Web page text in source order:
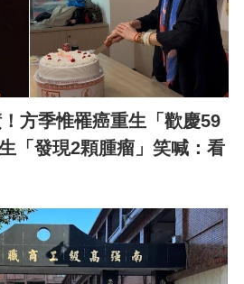
方季惟罹癌重生「歡慶59
「發現2顆腫瘤」笑喊：看